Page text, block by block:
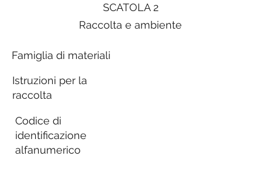
SCATOLA 2
Raccolta e ambiente
Famiglia di materiali
Istruzioni per la
raccolta
Codice di
identificazione
alfanumerico